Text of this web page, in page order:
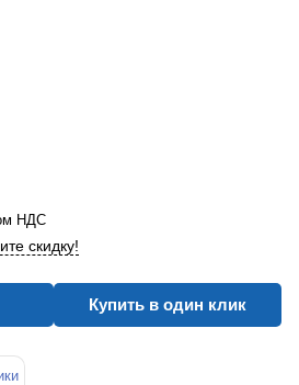
НДС
скидку!
Купить в один клик